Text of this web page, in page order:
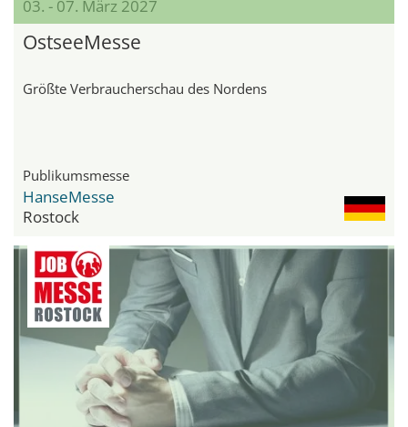
03. - 07. März 2027
OstseeMesse
Größte Verbraucherschau des Nordens
Publikumsmesse
HanseMesse
Rostock